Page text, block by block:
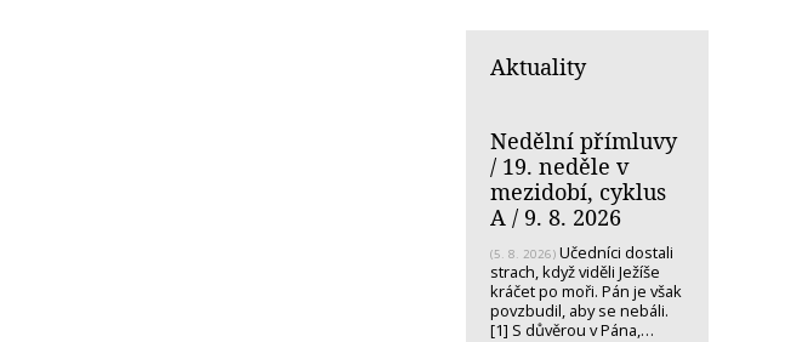
Aktuality
Nedělní přímluvy
/ 19. neděle v
mezidobí, cyklus
A / 9. 8. 2026
(5. 8. 2026) Učedníci dostali
strach, když viděli Ježíše
kráčet po moři. Pán je však
povzbudil, aby se nebáli.
[1] S důvěrou v Pána,…